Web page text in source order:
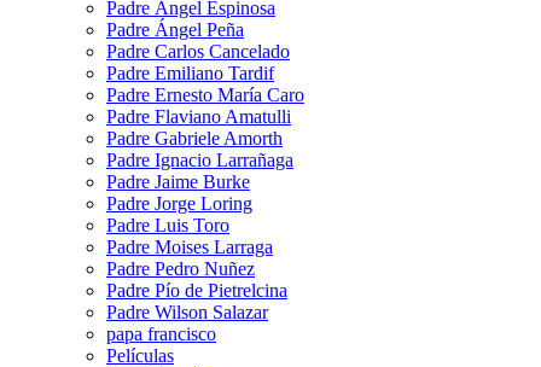
Padre Ángel Espinosa
Padre Ángel Peña
Padre Carlos Cancelado
Padre Emiliano Tardif
Padre Ernesto María Caro
Padre Flaviano Amatulli
Padre Gabriele Amorth
Padre Ignacio Larrañaga
Padre Jaime Burke
Padre Jorge Loring
Padre Luis Toro
Padre Moises Larraga
Padre Pedro Nuñez
Padre Pío de Pietrelcina
Padre Wilson Salazar
papa francisco
Películas